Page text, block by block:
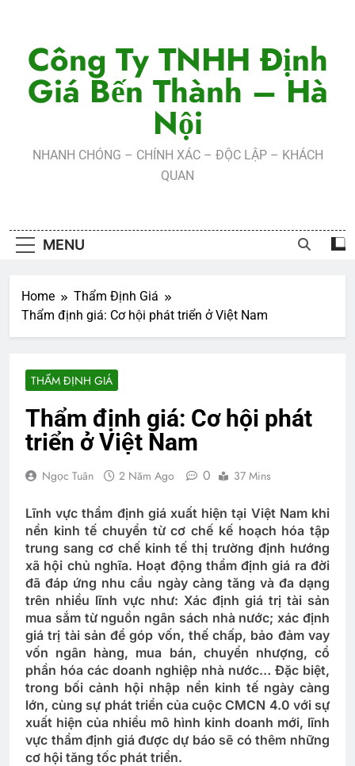
contentCông Ty TNHH Định
Giá Bến Thành – Hà
Nội
NHANH CHÓNG – CHÍNH XÁC – ĐỘC LẬP – KHÁCH
QUAN
MENU
Home
Thẩm Định Giá
Thẩm định giá: Cơ hội phát triển ở Việt Nam
THẨM ĐỊNH GIÁ
Thẩm định giá: Cơ hội phát
triển ở Việt Nam
Ngọc Tuân 2 Năm Ago 0 37 Mins
Lĩnh vực thẩm định giá xuất hiện tại Việt Nam khi
nền kinh tế chuyển từ cơ chế kế hoạch hóa tập
trung sang cơ chế kinh tế thị trường định hướng
xã hội chủ nghĩa. Hoạt động thẩm định giá ra đời
đã đáp ứng nhu cầu ngày càng tăng và đa dạng
trên nhiều lĩnh vực như: Xác định giá trị tài sản
mua sắm từ nguồn ngân sách nhà nước; xác định
giá trị tài sản để góp vốn, thế chấp, bảo đảm vay
vốn ngân hàng, mua bán, chuyển nhượng, cổ
phần hóa các doanh nghiệp nhà nước… Đặc biệt,
trong bối cảnh hội nhập nền kinh tế ngày càng
lớn, cùng sự phát triển của cuộc CMCN 4.0 với sự
xuất hiện của nhiều mô hình kinh doanh mới, lĩnh
vực thẩm định giá được dự báo sẽ có thêm những
cơ hội tăng tốc phát triển.